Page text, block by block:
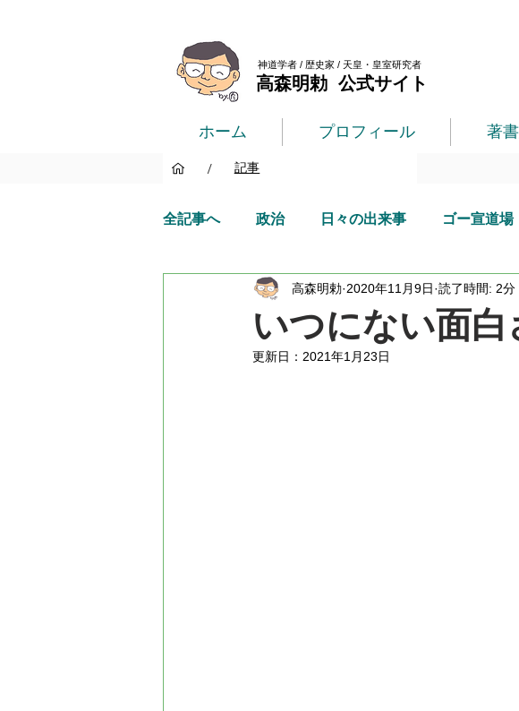
神道学者 / 歴史家 / 天皇・皇室研究者
高森明勅 公式サイト
ホーム プロフィール 著
/ 記事
全記事へ 政治 日々の出来事 ゴー宣道場
いつにない面白
高森明勅 2020年11月9日 読了時間: 2分
更新日： 2021年1月23日